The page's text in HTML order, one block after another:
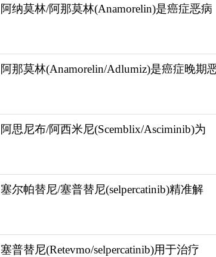
阿纳莫林/阿那莫林(Anamorelin)是癌症恶病
阿那莫林(Anamorelin/Adlumiz)是癌症晚期
阿思尼布/阿西米尼(Scemblix/Asciminib)为
塞尔帕替尼/塞普替尼(selpercatinib)精准解
塞普替尼(Retevmo/selpercatinib)用于治疗